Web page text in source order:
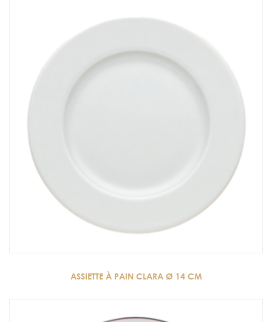
ASSIETTE À PAIN CLARA Ø 14 CM